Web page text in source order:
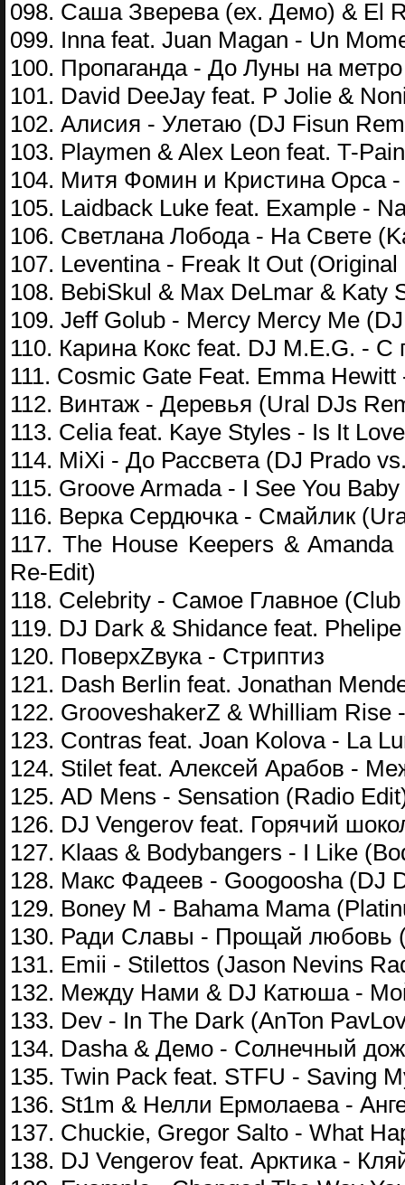
098. Саша Зверева (ех. Демо) & El
099. Inna feat. Juan Magan - Un
100. Пропаганда - До Луны на
101. David DeeJay feat. P Jolie &
102. Алисия - Улетаю (DJ Fisun
103. Playmen & Alex Leon feat. T-
104. Митя Фомин и Кристина Орса
105. Laidback Luke feat. Example -
106. Светлана Лобода - На Свете
107. Leventina - Freak It Out
108. BebiSkul & Max DeLmar & Katy
109. Jeff Golub - Mercy Mercy Me
110. Карина Кокс feat. DJ M.E.G. -
111. Cosmic Gate Feat. Emma
112. Винтаж - Деревья (Ural DJs
113. Celia feat. Kaye Styles - Is It
114. MiXi - До Рассвета (DJ Prado
115. Groove Armada - I See You
116. Верка Сердючка - Смайлик
117. The House Keepers &
Re-Edit)
118. Celebrity - Самое Главное
119. DJ Dark & Shidance feat.
120. ПоверхZвука - Стриптиз
121. Dash Berlin feat. Jonathan
122. GrooveshakerZ & Whilliam Rise
123. Contras feat. Joan Kolova - La
124. Stilet feat. Алексей Арабов -
125. AD Mens - Sensation (Radio
126. DJ Vengerov feat. Горячий
127. Klaas & Bodybangers - I Like
128. Макс Фадеев - Googoosha (DJ
129. Boney M - Bahama Mama
130. Ради Славы - Прощай любовь
131. Emii - Stilettos (Jason Nevins
132. Между Нами & DJ Катюша -
133. Dev - In The Dark (AnTon
134. Dasha & Демо - Солнечный
135. Twin Pack feat. STFU - Saving
136. St1m & Нелли Ермолаева -
137. Chuckie, Gregor Salto - What
138. DJ Vengerov feat. Арктика -